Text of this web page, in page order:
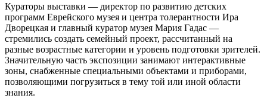
Кураторы выставки — директор по развитию детских
программ Еврейского музея и центра толерантности Ира
Дворецкая и главный куратор музея Мария Гадас —
стремились создать семейный проект, рассчитанный на
разные возрастные категории и уровень подготовки зрителей.
Значительную часть экспозиции занимают интерактивные
зоны, снабженные специальными объектами и приборами,
позволяющими погрузиться в тему той или иной области
знания.